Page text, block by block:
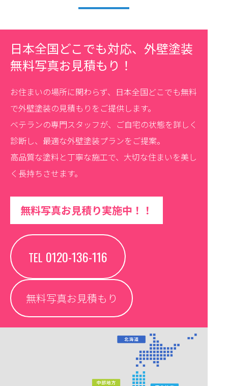
日本全国どこでも対応、外壁塗装
無料写真お見積もり！
お住まいの場所に関わらず、日本全国どこでも無料
で外壁塗装の見積もりをご提供します。
ベテランの専門スタッフが、ご自宅の状態を詳しく
診断し、最適な外壁塗装プランをご提案。
高品質な塗料と丁寧な施工で、大切な住まいを美し
く長持ちさせます。
無料写真お見積り実施中！！
TEL 0120-136-116
無料写真お見積もり